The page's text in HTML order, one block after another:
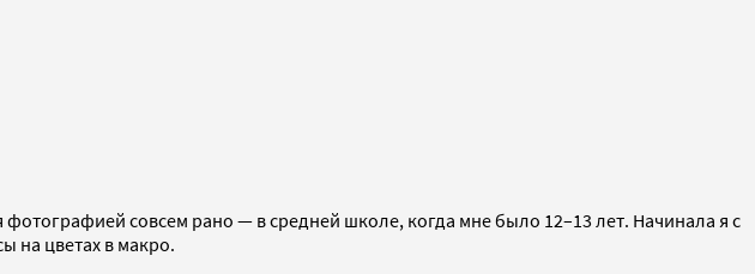
совсем рано — в средней школе, когда мне было 12–13 лет. Начинала я с
на цветах в макро.